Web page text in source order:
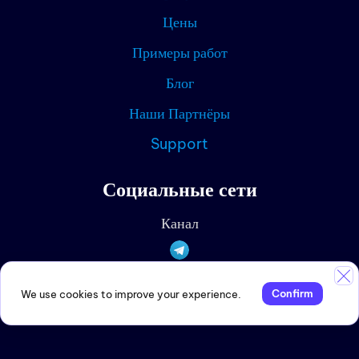
Цены
Примеры работ
Блог
Наши Партнёры
Support
Социальные сети
Канал
We use cookies to improve your experience. Confirm